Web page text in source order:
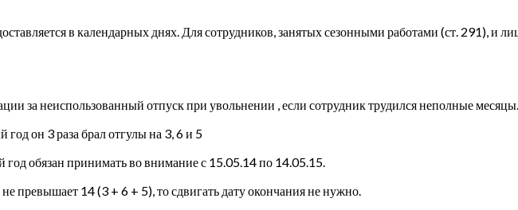
в календарных днях. Для сотрудников, занятых сезонными работами (ст. 291), и
за неиспользованный отпуск при увольнении , если сотрудник трудился неполные
он 3 раза брал отгулы на 3, 6 и 5
обязан принимать во внимание с 15.05.14 по 14.05.15.
превышает 14 (3 + 6 + 5), то сдвигать дату окончания не нужно.